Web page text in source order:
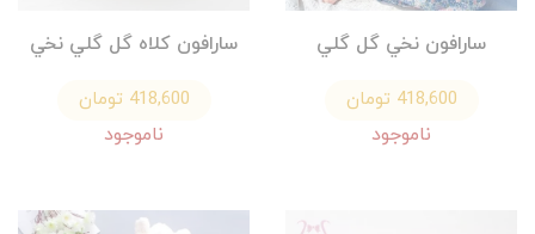
سارافون نخي گل گلي
418,600 تومان
ناموجود
سارافون كلاه گل گلي نخي
418,600 تومان
ناموجود